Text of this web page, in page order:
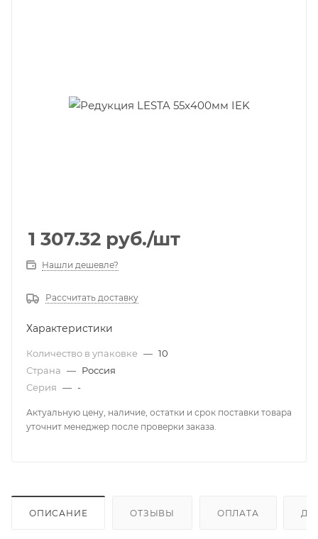
1 307.32 руб./шт
Нашли дешевле?
Рассчитать доставку
Характеристики
Количество в упаковке — 10
Страна — Россия
Серия — -
Актуальную цену, наличие, остатки и срок поставки товара
уточнит менеджер после проверки заказа.
ОПИСАНИЕ ОТЗЫВЫ ОПЛАТА